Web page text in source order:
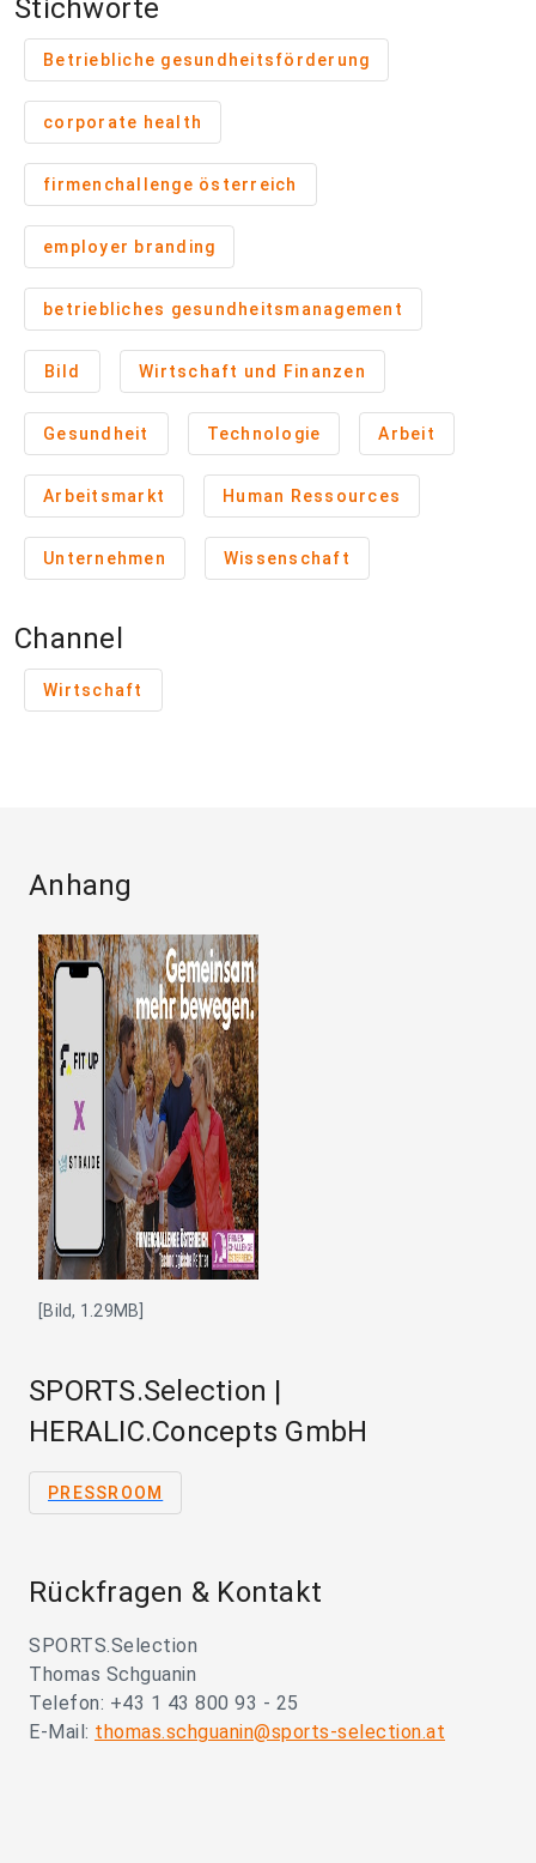
Stichworte
Betriebliche gesundheitsförderung
corporate health
firmenchallenge österreich
employer branding
betriebliches gesundheitsmanagement
Bild Wirtschaft und Finanzen
Gesundheit Technologie Arbeit
Arbeitsmarkt Human Ressources
Unternehmen Wissenschaft
Channel
Wirtschaft
Anhang
[Bild, 1.29MB]
SPORTS.Selection |
HERALIC.Concepts GmbH
PRESSROOM
Rückfragen & Kontakt
SPORTS.Selection
Thomas Schguanin
Telefon: +43 1 43 800 93 - 25
E-Mail: thomas.schguanin@sports-selection.at